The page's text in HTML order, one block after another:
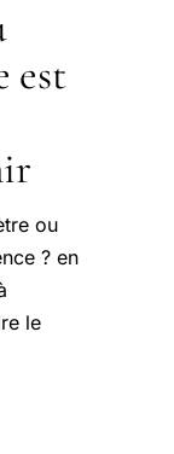
est
ou
? en
le